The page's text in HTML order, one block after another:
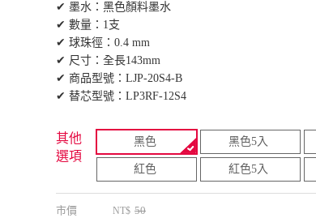
✔ 墨水：黑色顏料墨水
✔ 數量：1支
✔ 球珠徑：0.4 mm
✔ 尺寸：全長143mm
✔ 商品型號：LJP-20S4-B
✔ 替芯型號：LP3RF-12S4
其他
選項
黑色 黑色5入
紅色 紅色5入
市價 NT$ 50